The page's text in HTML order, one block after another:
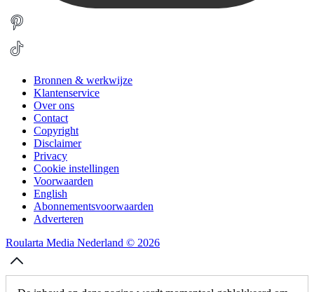
Bronnen & werkwijze
Klantenservice
Over ons
Contact
Copyright
Disclaimer
Privacy
Cookie instellingen
Voorwaarden
English
Abonnementsvoorwaarden
Adverteren
Roularta Media Nederland © 2026